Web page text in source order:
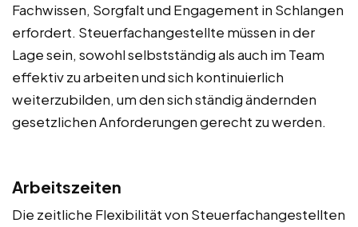
Fachwissen, Sorgfalt und Engagement in Schlangen
erfordert. Steuerfachangestellte müssen in der
Lage sein, sowohl selbstständig als auch im Team
effektiv zu arbeiten und sich kontinuierlich
weiterzubilden, um den sich ständig ändernden
gesetzlichen Anforderungen gerecht zu werden.
Arbeitszeiten
Die zeitliche Flexibilität von Steuerfachangestellten